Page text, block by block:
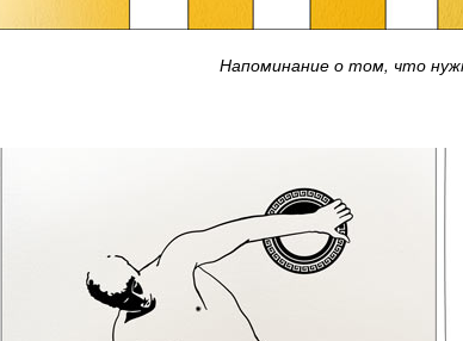
Напоминание о том, что